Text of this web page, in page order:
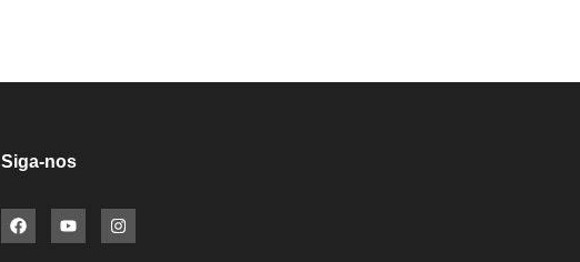
Siga-nos